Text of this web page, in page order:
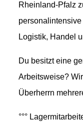
Rheinland-Pfalz
Logistik, Handel
Du besitzt eine
Arbeitsweise?
Überherrn
°°°